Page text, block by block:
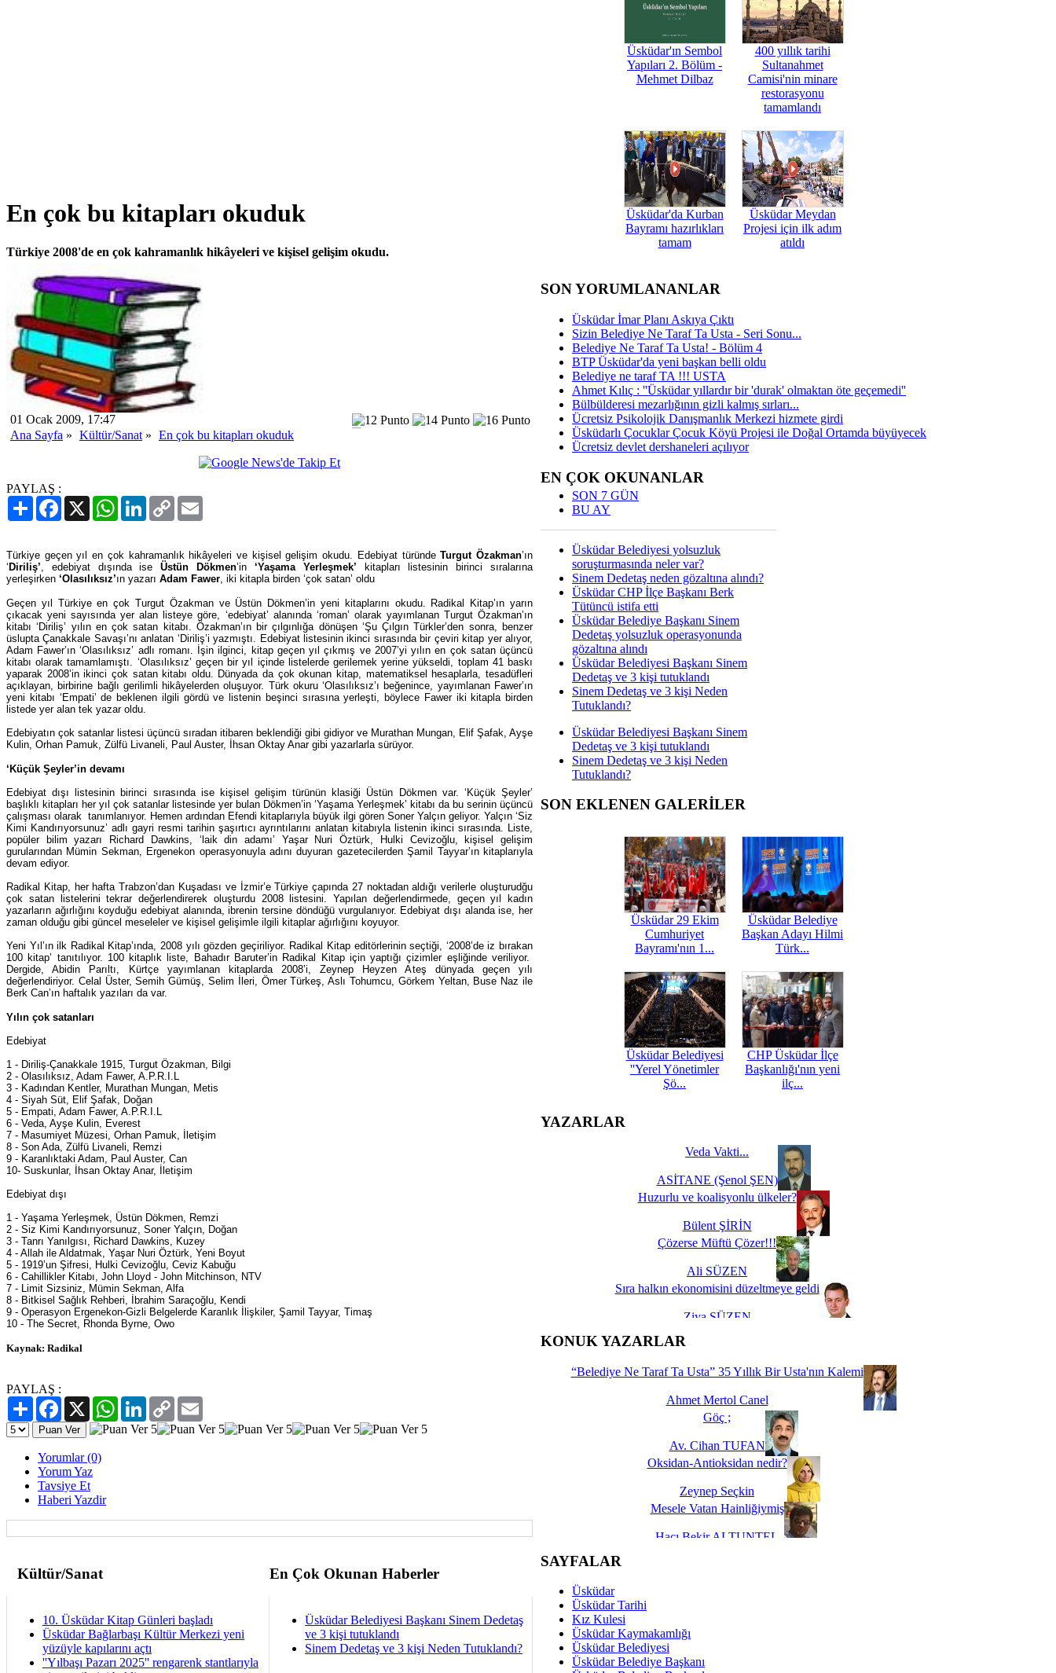
En çok bu kitapları okuduk
Türkiye 2008'de en çok kahramanlık hikâyeleri ve kişisel gelişim okudu.
01 Ocak 2009, 17:47
Ana Sayfa » Kültür/Sanat » En çok bu kitapları okuduk
PAYLAŞ :
PaylaşFacebook
X WhatsAppLinkedIn
Copy
Link
Türkiye geçen yıl en çok kahramanlık hikâyeleri ve kişisel gelişim okudu. Edebiyat türündeTurgut Özakman’ın
‘ Diriliş’ , edebiyat dışında iseÜstün Dökmen’in ‘Yaşama Yerleşmek’ kitapları listesinin birinci sıralarına
yerleşirken ‘Olasılıksız’ın yazarı Adam Fawer , iki kitapla birden ‘çok satan’ oldu
Geçen yıl Türkiye en çok Turgut Özakman ve Üstün Dökmen’in yeni kitaplarını okudu. Radikal Kitap’ın yarın
çıkacak yeni sayısında yer alan listeye göre, ‘edebiyat’ alanında ‘roman’ olarak yayımlanan Turgut Özakman’ın
kitabı ‘Diriliş’ yılın en çok satan kitabı. Özakman’ın bir çılgınlığa dönüşen ‘Şu Çılgın Türkler’den sonra, benzer
üslupta Çanakkale Savaşı’nı anlatan ‘Diriliş’i yazmıştı. Edebiyat listesinin ikinci sırasında bir çeviri kitap yer alıyor,
Adam Fawer’ın ‘Olasılıksız’ adlı romanı. İşin ilginci, kitap geçen yıl çıkmış ve 2007’yi yılın en çok satan üçüncü
kitabı olarak tamamlamıştı. ‘Olasılıksız’ geçen bir yıl içinde listelerde gerilemek yerine yükseldi, toplam 41 baskı
yaparak 2008’in ikinci çok satan kitabı oldu. Dünyada da çok okunan kitap, matematiksel hesaplarla, tesadüfleri
açıklayan, birbirine bağlı gerilimli hikâyelerden oluşuyor. Türk okuru ‘Olasılıksız’ı beğenince, yayımlanan Fawer’ın
yeni kitabı ‘Empati’ de beklenen ilgili gördü ve listenin beşinci sırasına yerleşti, böylece Fawer iki kitapla birden
listede yer alan tek yazar oldu.
Edebiyatın çok satanlar listesi üçüncü sıradan itibaren beklendiği gibi gidiyor ve Murathan Mungan, Elif Şafak, Ayşe
Kulin, Orhan Pamuk, Zülfü Livaneli, Paul Auster, İhsan Oktay Anar gibi yazarlarla sürüyor.
‘Küçük Şeyler’in devamı
Edebiyat dışı listesinin birinci sırasında ise kişisel gelişim türünün klasiği Üstün Dökmen var. ‘Küçük Şeyler’
başlıklı kitapları her yıl çok satanlar listesinde yer bulan Dökmen’in ‘Yaşama Yerleşmek’ kitabı da bu serinin üçüncü
çalışması olarak tanımlanıyor. Hemen ardından Efendi kitaplarıyla büyük ilgi gören Soner Yalçın geliyor. Yalçın ‘Siz
Kimi Kandırıyorsunuz’ adlı gayri resmi tarihin şaşırtıcı ayrıntılarını anlatan kitabıyla listenin ikinci sırasında. Liste,
popüler bilim yazarı Richard Dawkins, ‘laik din adamı’ Yaşar Nuri Öztürk, Hulki Cevizoğlu, kişisel gelişim
gurularından Mümin Sekman, Ergenekon operasyonuyla adını duyuran gazetecilerden Şamil Tayyar’ın kitaplarıyla
devam ediyor.
Radikal Kitap, her hafta Trabzon’dan Kuşadası ve İzmir’e Türkiye çapında 27 noktadan aldığı verilerle oluşturudğu
çok satan listelerini tekrar değerlendirerek oluşturdu 2008 listesini. Yapılan değerlendirmede, geçen yıl kadın
yazarların ağırlığını koyduğu edebiyat alanında, ibrenin tersine döndüğü vurgulanıyor. Edebiyat dışı alanda ise, her
zaman olduğu gibi güncel meseleler ve kişisel gelişimle ilgili kitaplar ağırlığını koyuyor.
Yeni Yıl’ın ilk Radikal Kitap’ında, 2008 yılı gözden geçiriliyor. Radikal Kitap editörlerinin seçtiği, ‘2008’de iz bırakan
100 kitap’ tanıtılıyor. 100 kitaplık liste, Bahadır Baruter’in Radikal Kitap için yaptığı çizimler eşliğinde veriliyor.
Dergide, Abidin Parıltı, Kürtçe yayımlanan kitaplarda 2008’i, Zeynep Heyzen Ateş dünyada geçen yılı
değerlendiriyor. Celal Üster, Semih Gümüş, Selim İleri, Ömer Türkeş, Aslı Tohumcu, Görkem Yeltan, Buse Naz ile
Berk Can’ın haftalık yazıları da var.
Yılın çok satanları
Edebiyat
1 - Diriliş-Çanakkale 1915, Turgut Özakman, Bilgi
2 - Olasılıksız, Adam Fawer, A.P.R.I.L
3 - Kadından Kentler, Murathan Mungan, Metis
4 - Siyah Süt, Elif Şafak, Doğan
5 - Empati, Adam Fawer, A.P.R.I.L
6 - Veda, Ayşe Kulin, Everest
7 - Masumiyet Müzesi, Orhan Pamuk, İletişim
8 - Son Ada, Zülfü Livaneli, Remzi
9 - Karanlıktaki Adam, Paul Auster, Can
10- Suskunlar, İhsan Oktay Anar, İletişim
Edebiyat dışı
1 - Yaşama Yerleşmek, Üstün Dökmen, Remzi
2 - Siz Kimi Kandırıyorsunuz, Soner Yalçın, Doğan
3 - Tanrı Yanılgısı, Richard Dawkins, Kuzey
4 - Allah ile Aldatmak, Yaşar Nuri Öztürk, Yeni Boyut
5 - 1919’un Şifresi, Hulki Cevizoğlu, Ceviz Kabuğu
6 - Cahillikler Kitabı, John Lloyd - John Mitchinson, NTV
7 - Limit Sizsiniz, Mümin Sekman, Alfa
8 - Bitkisel Sağlık Rehberi, İbrahim Saraçoğlu, Kendi
9 - Operasyon Ergenekon-Gizli Belgelerde Karanlık İlişkiler, Şamil Tayyar, Timaş
10 - The Secret, Rhonda Byrne, Owo
Kaynak: Radikal
PAYLAŞ :
PaylaşFacebook
X WhatsAppLinkedIn
Copy
Link
Yorumlar (0)
Yorum Yaz
Tavsiye Et
Haberi Yazdir
Kültür/Sanat En Çok Okunan Haberler
10. Üsküdar Kitap Günleri başladı
Üsküdar Bağlarbaşı Kültür Merkezi yeni
yüzüyle kapılarını açtı
''Yılbaşı Pazarı 2025'' rengarenk stantlarıyla
Üsküdar Belediyesi Başkanı Sinem Dedetaş
ve 3 kişi tutuklandı
Sinem Dedetaş ve 3 kişi Neden Tutuklandı?
Üsküdar'ın Sembol
Yapıları 2. Bölüm -
Mehmet Dilbaz
400 yıllık tarihi
Sultanahmet
Camisi'nin minare
restorasyonu
tamamlandı
Üsküdar'da Kurban
Bayramı hazırlıkları
tamam
Üsküdar Meydan
Projesi için ilk adım
atıldı
SON YORUMLANANLAR
Üsküdar İmar Planı Askıya Çıktı
Sizin Belediye Ne Taraf Ta Usta - Seri Sonu...
Belediye Ne Taraf Ta Usta! - Bölüm 4
BTP Üsküdar'da yeni başkan belli oldu
Belediye ne taraf TA !!! USTA
Ahmet Kılıç : ''Üsküdar yıllardır bir 'durak' olmaktan öte geçemedi''
Bülbülderesi mezarlığının gizli kalmış sırları...
Ücretsiz Psikolojik Danışmanlık Merkezi hizmete girdi
Üsküdarlı Çocuklar Çocuk Köyü Projesi ile Doğal Ortamda büyüyecek
Ücretsiz devlet dershaneleri açılıyor
EN ÇOK OKUNANLAR
SON 7 GÜN
BU AY
Üsküdar Belediyesi yolsuzluk
soruşturmasında neler var?
Sinem Dedetaş neden gözaltına alındı?
Üsküdar CHP İlçe Başkanı Berk
Tütüncü istifa etti
Üsküdar Belediye Başkanı Sinem
Dedetaş yolsuzluk operasyonunda
gözaltına alındı
Üsküdar Belediyesi Başkanı Sinem
Dedetaş ve 3 kişi tutuklandı
Sinem Dedetaş ve 3 kişi Neden
Tutuklandı?
Üsküdar Belediyesi Başkanı Sinem
Dedetaş ve 3 kişi tutuklandı
Sinem Dedetaş ve 3 kişi Neden
Tutuklandı?
SON EKLENEN GALERİLER
Üsküdar 29 Ekim
Cumhuriyet
Bayramı'nın 1...
Üsküdar Belediye
Başkan Adayı Hilmi
Türk...
Üsküdar Belediyesi
''Yerel Yönetimler
Şö...
CHP Üsküdar İlçe
Başkanlığı'nın yeni
ilç...
YAZARLAR
Veda Vakti...
ASİTANE (Şenol ŞEN)
Huzurlu ve koalisyonlu ülkeler?
Bülent ŞİRİN
Çözerse Müftü Çözer!!!
Ali SÜZEN
Sıra halkın ekonomisini düzeltmeye geldi
Ziya SÜZEN
İşte Biz buyuz...
KONUK YAZARLAR
“Belediye Ne Taraf Ta Usta” 35 Yıllık Bir Usta'nın Kalemi
Ahmet Mertol Canel
Göç ;
Av. Cihan TUFAN
Oksidan-Antioksidan nedir?
Zeynep Seçkin
Mesele Vatan Hainliğiymiş
Hacı Bekir ALTUNTEL
Dünya Fani, Ama Kısa Bir Süre De Olsa Burdayız
Savaş ŞENEL
Hukukun Adaleti Kalmadı Üstadım!
SAYFALAR
Üsküdar
Üsküdar Tarihi
Kız Kulesi
Üsküdar Kaymakamlığı
Üsküdar Belediyesi
Üsküdar Belediye Başkanı